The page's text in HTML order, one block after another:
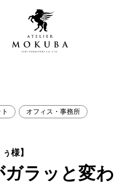
全商品一覧
納品事例
オフィス・事務所
ラッと変わ
様】